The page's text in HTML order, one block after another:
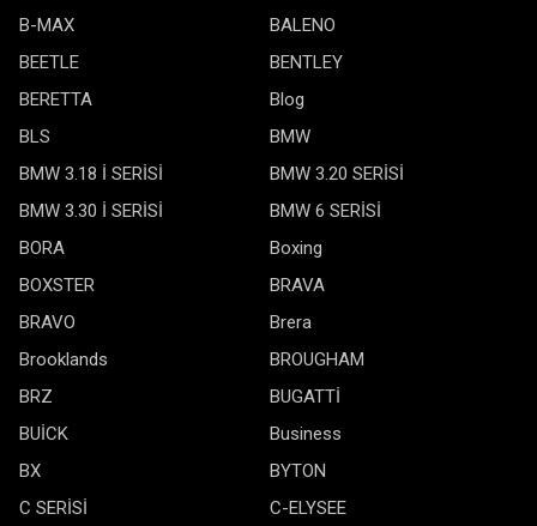
B-MAX
BALENO
BEETLE
BENTLEY
BERETTA
Blog
BLS
BMW
BMW 3.18 İ SERİSİ
BMW 3.20 SERİSİ
BMW 3.30 İ SERİSİ
BMW 6 SERİSİ
BORA
Boxing
BOXSTER
BRAVA
BRAVO
Brera
Brooklands
BROUGHAM
BRZ
BUGATTİ
BUİCK
Business
BX
BYTON
C SERİSİ
C-ELYSEE